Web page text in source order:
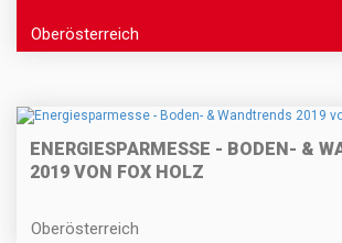
Oberösterreich
ENERGIESPARMESSE - BODEN- &
2019 VON FOX HOLZ
Oberösterreich